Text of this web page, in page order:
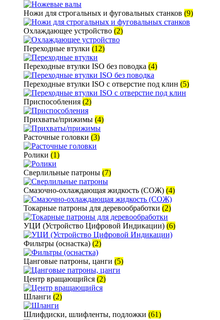
Ножи для строгальных и фуговальных станков (9)
Охлаждающее устройство (2)
Переходные втулки (12)
Переходные втулки ISO без поводка (4)
Переходные втулки ISO с отверстие под клин (5)
Приспособления (2)
Прихваты/прижимы (4)
Расточные головки (3)
Ролики (1)
Сверлильные патроны (7)
Смазочно-охлаждающая жидкость (СОЖ) (4)
Токарные патроны для деревообработки (2)
УЦИ (Устройство Цифровой Индикации) (6)
Фильтры (оснастка) (2)
Цанговые патроны, цанги (5)
Центр вращающийся (2)
Шланги (2)
Шлифдиски, шлифленты, подложки (61)